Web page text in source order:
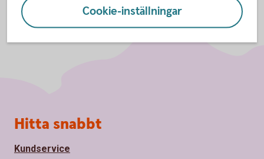
Cookie-inställningar
Sidfot
Hitta snabbt
Kundservice